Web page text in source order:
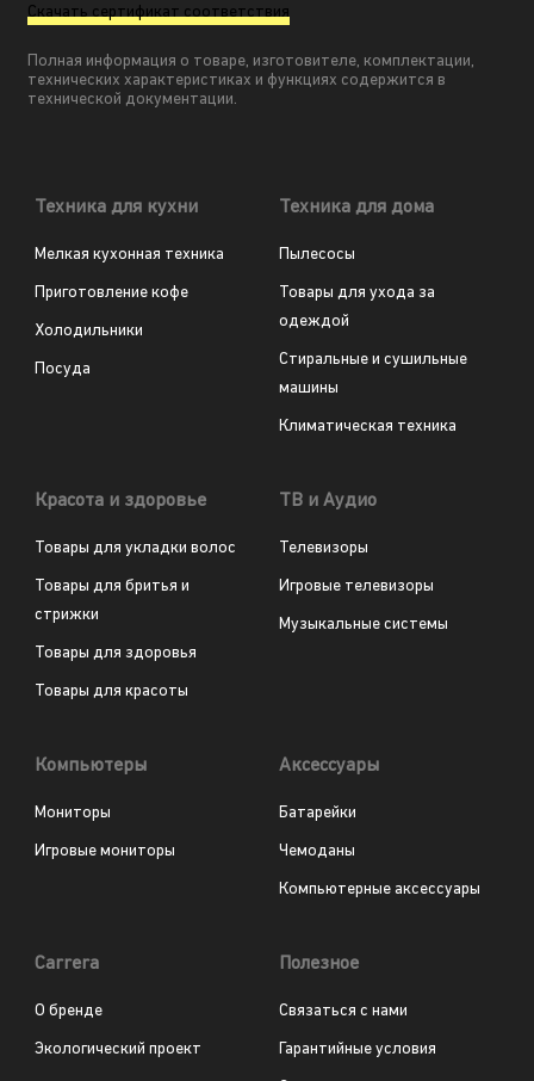
Скачать сертификат соответствия
Полная информация о товаре, изготовителе, комплектации,
технических характеристиках и функциях содержится в
технической документации.
Техника для кухни
Мелкая кухонная техника
Приготовление кофе
Холодильники
Посуда
Техника для дома
Пылесосы
Товары для ухода за
одеждой
Стиральные и сушильные
машины
Климатическая техника
Красота и здоровье
Товары для укладки волос
Товары для бритья и
стрижки
Товары для здоровья
Товары для красоты
ТВ и Аудио
Телевизоры
Игровые телевизоры
Музыкальные системы
Компьютеры
Мониторы
Игровые мониторы
Аксессуары
Батарейки
Чемоданы
Компьютерные аксессуары
Carrera
О бренде
Экологический проект
Полезное
Связаться с нами
Гарантийные условия